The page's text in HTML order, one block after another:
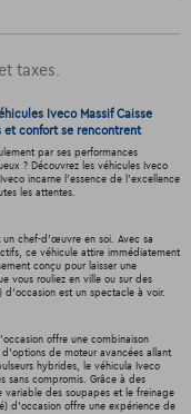
taxes.
Iveco Massif Caisse
et confort se rencontrent
par ses performances
? Découvrez les véhicules Iveco
incarne l'essence de l'excellence
les attentes.
un chef-d'œuvre en soi. Avec sa
ce véhicule attire immédiatement
conçu pour laisser une
vous rouliez en ville ou sur des
d'occasion est un spectacle à voir.
offre une combinaison
de moteur avancées allant
hybrides, le véhicula Iveco
sans compromis. Grâce à des
variable des soupapes et le freinage
d'occasion offre une expérience de